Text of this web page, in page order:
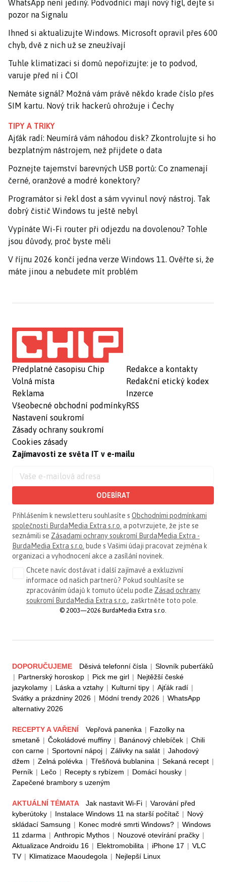
WhatsApp není jediný. Podvodníci mají nový fígl, dejte si
pozor na Signalu
Ihned si aktualizujte Windows. Microsoft opravil přes 600
chyb, dvě z nich už se zneužívají
Tuhle klimatizaci si domů nepořizujte: je to podvod,
varuje před ní i ČOI
Nemáte signál? Možná vám právě někdo krade číslo přes
SIM kartu. Nový trik hackerů ohrožuje i Čechy
TIPY A TRIKY
Ajťák radí: Neumírá vám náhodou disk? Zkontrolujte si ho
bezplatným nástrojem, než přijdete o data
Poznejte tajemství barevných USB portů: Co znamenají
černé, oranžové a modré konektory?
Programátor si řekl dost a sám vyvinul nový nástroj. Tak
dobrý čistič Windows tu ještě nebyl
Vypínáte Wi-Fi router při odjezdu na dovolenou? Tohle
jsou důvody, proč byste měli
V říjnu 2026 končí jedna verze Windows 11. Ověřte si, že
máte jinou a nebudete mít problém
Předplatné časopisu Chip
Volná místa
Reklama
Všeobecné obchodní podmínky
Nastavení soukromí
Zásady ochrany soukromí
Cookies zásady
Redakce a kontakty
Redakční etický kodex
Inzerce
RSS
Zajímavosti ze světa IT v e-mailu
ODEBÍRAT
Přihlášením k newsletteru souhlasíte s Obchodními podmínkami
společnosti BurdaMedia Extra s.r.o. a potvrzujete, že jste se
seznámili se Zásadami ochrany soukromí BurdaMedia Extra -
BurdaMedia Extra s.r.o. bude s Vašimi údaji pracovat zejména k
organizaci a vyhodnocení akce a zasílání novinek.
Chcete navíc dostávat i další zajímavé a exkluzivní
informace od našich partnerů? Pokud souhlasíte se
zpracováním údajů k tomuto účelu podle Zásad ochrany
soukromí BurdaMedia Extra s.r.o. , zaškrtněte toto pole.
© 2003—2026 BurdaMedia Extra s.r.o.
DOPORUČUJEME Děsivá telefonní čísla | Slovník puberťáků
| Partnerský horoskop | Pick me girl | Nejtěžší české
jazykolamy | Láska a vztahy | Kulturní tipy | Ajťák radí |
Svátky a prázdniny 2026 | Módní trendy 2026 | WhatsApp
alternativy 2026
RECEPTY A VAŘENÍ Vepřová panenka | Fazolky na
smetaně | Čokoládové muffiny | Banánový chlebíček | Chili
con carne | Sportovní nápoj | Zálivky na salát | Jahodový
džem | Zelná polévka | Třešňová bublanina | Sekaná recept |
Perník | Lečo | Recepty s rybízem | Domácí housky |
Zapečené brambory s uzeným
AKTUÁLNÍ TÉMATA Jak nastavit Wi-Fi | Varování před
kyberútoky | Instalace Windows 11 na starší počítač | Nový
skládací Samsung | Konec modré smrti Windows? | Windows
11 zdarma | Anthropic Mythos | Nouzové otevírání pračky |
Aktualizace Androidu 16 | Elektromobilita | iPhone 17 | VLC
TV | Klimatizace Maoudegola | Nejlepší Linux